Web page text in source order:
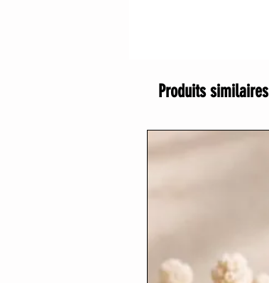
Produits similaires